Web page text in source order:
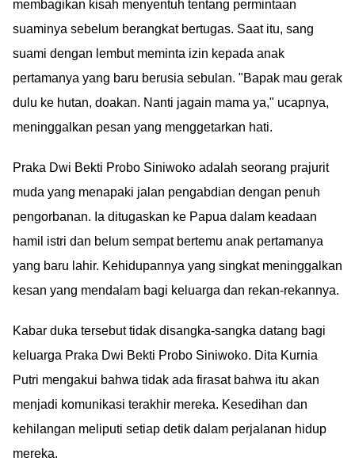
membagikan kisah menyentuh tentang permintaan
suaminya sebelum berangkat bertugas. Saat itu, sang
suami dengan lembut meminta izin kepada anak
pertamanya yang baru berusia sebulan. "Bapak mau gerak
dulu ke hutan, doakan. Nanti jagain mama ya," ucapnya,
meninggalkan pesan yang menggetarkan hati.
Praka Dwi Bekti Probo Siniwoko adalah seorang prajurit
muda yang menapaki jalan pengabdian dengan penuh
pengorbanan. Ia ditugaskan ke Papua dalam keadaan
hamil istri dan belum sempat bertemu anak pertamanya
yang baru lahir. Kehidupannya yang singkat meninggalkan
kesan yang mendalam bagi keluarga dan rekan-rekannya.
Kabar duka tersebut tidak disangka-sangka datang bagi
keluarga Praka Dwi Bekti Probo Siniwoko. Dita Kurnia
Putri mengakui bahwa tidak ada firasat bahwa itu akan
menjadi komunikasi terakhir mereka. Kesedihan dan
kehilangan meliputi setiap detik dalam perjalanan hidup
mereka.